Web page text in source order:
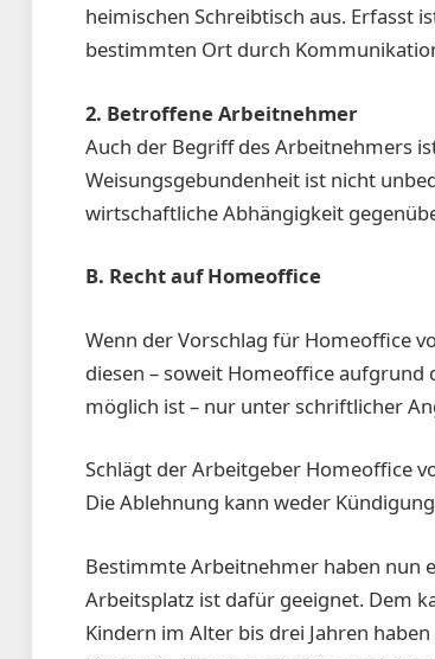
heimischen Schreibtisch aus. Erfasst
bestimmten Ort durch
2. Betroffene Arbeitnehmer
Auch der Begriff des Arbeitnehmers
Weisungsgebundenheit ist nicht
wirtschaftliche Abhängigkeit
B. Recht auf Homeoffice
Wenn der Vorschlag für Homeoffice
diesen – soweit Homeoffice aufgrund
möglich ist – nur unter schriftlicher
Schlägt der Arbeitgeber Homeoffice
Die Ablehnung kann weder
Bestimmte Arbeitnehmer haben nun
Arbeitsplatz ist dafür geeignet. Dem
Kindern im Alter bis drei Jahren